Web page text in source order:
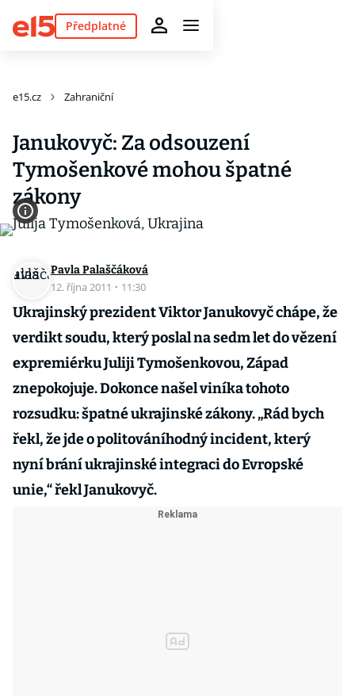
Předplatné
e15.cz Zahraniční
Janukovyč: Za odsouzení
Tymošenkové mohou špatné
zákony
Pavla Palaščáková
12. října 2011 · 11:30
Ukrajinský prezident Viktor Janukovyč chápe, že
verdikt soudu, který poslal na sedm let do vězení
expremiérku Juliji Tymošenkovou, Západ
znepokojuje. Dokonce našel viníka tohoto
rozsudku: špatné ukrajinské zákony. „Rád bych
řekl, že jde o politováníhodný incident, který
nyní brání ukrajinské integraci do Evropské
unie,“ řekl Janukovyč.